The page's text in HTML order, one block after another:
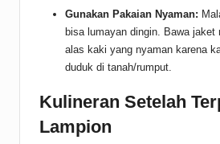
Gunakan Pakaian Nyaman:
bisa lumayan dingin. Bawa jaket
alas kaki yang nyaman karena
duduk di tanah/rumput.
Kulineran Setelah
Lampion